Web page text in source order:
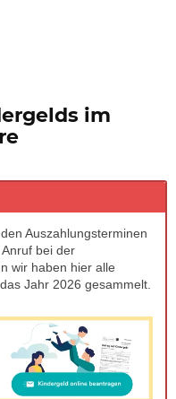
im
Auszahlungsterminen
bei der
wir haben hier alle
Jahr 2026 gesammelt.